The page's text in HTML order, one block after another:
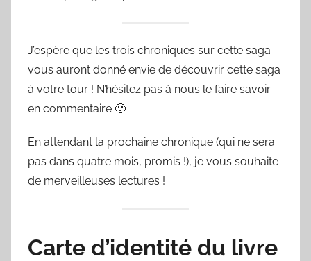
J’espère que les trois chroniques sur cette saga
vous auront donné envie de découvrir cette saga
à votre tour ! N’hésitez pas à nous le faire savoir
en commentaire 🙂
En attendant la prochaine chronique (qui ne sera
pas dans quatre mois, promis !), je vous souhaite
de merveilleuses lectures !
Carte d’identité du livre